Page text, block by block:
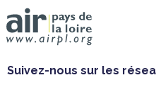
Suivez-nous sur les